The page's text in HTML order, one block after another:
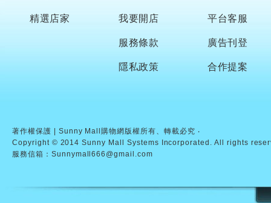
精選店家 我要開店
服務條款
隱私政策
平台客服
廣告刊登
合作提案
著作權保護 | Sunny Mall購物網版權所有、轉載必究 ‧
Copyright © 2014 Sunny Mall Systems Incorporated. All rights
服務信箱：Sunnymall666@gmail.com